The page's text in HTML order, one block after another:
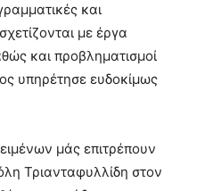
και
με έργα
και προβληματισμοί
υπηρέτησε ευδοκίμως
μάς επιτρέπουν
Τριανταφυλλίδη στον